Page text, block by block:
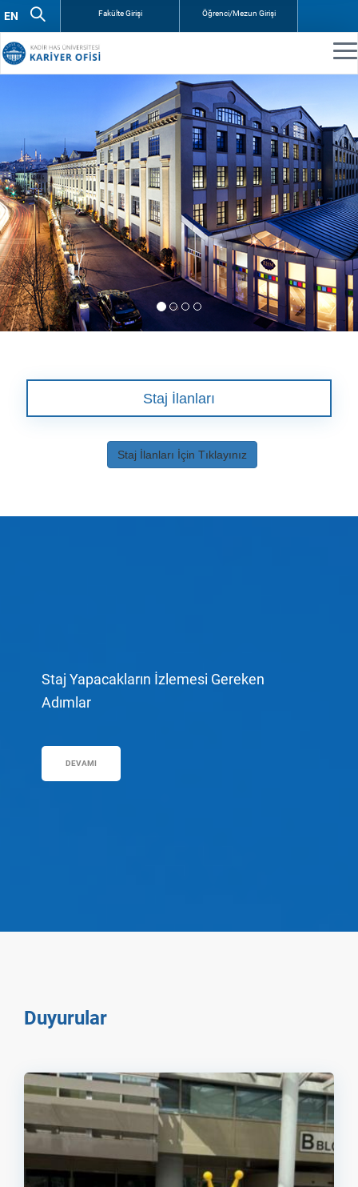
Fakülte Girişi Öğrenci/Mezun Girişi
Staj İlanları
Staj İlanları İçin Tıklayınız
Staj Yapacakların İzlemesi Gereken
Adımlar
DEVAMI
Duyurular